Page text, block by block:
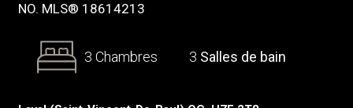
NO. MLS® 18614213
3 Chambres 3 Salles de bain